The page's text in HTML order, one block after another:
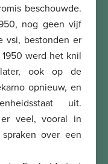
beschouwde.
nog geen vijf
vsi, bestonden er
werd het knil
ook op de
opnieuw, en
uit.
veel, vooral in
over een